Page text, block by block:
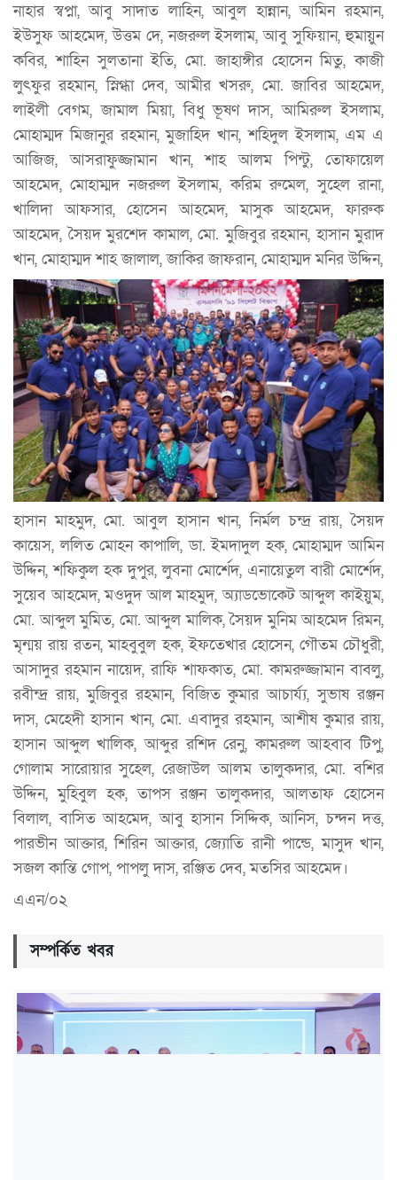
নাহার স্বপ্না, আবু সাদাত লাহিন, আবুল হান্নান, আমিন রহমান,
ইউসুফ আহমেদ, উত্তম দে, নজরুল ইসলাম, আবু সুফিয়ান, হুমায়ুন
কবির, শাহিন সুলতানা ইতি, মো. জাহাঙ্গীর হোসেন মিতু, কাজী
লুৎফুর রহমান, স্নিগ্ধা দেব, আমীর খসরু, মো. জাবির আহমেদ,
লাইলী বেগম, জামাল মিয়া, বিধু ভূষণ দাস, আমিরুল ইসলাম,
মোহাম্মদ মিজানুর রহমান, মুজাহিদ খান, শহিদুল ইসলাম, এম এ
আজিজ, আসরাফুজ্জামান খান, শাহ আলম পিন্টু, তোফায়েল
আহমেদ, মোহাম্মদ নজরুল ইসলাম, করিম রুমেল, সুহেল রানা,
খালিদা আফসার, হোসেন আহমেদ, মাসুক আহমেদ, ফারুক
আহমেদ, সৈয়দ মুরশেদ কামাল, মো. মুজিবুর রহমান, হাসান মুরাদ
খান, মোহাম্মদ শাহ জালাল, জাকির জাফরান, মোহাম্মদ মনির উদ্দিন,
হাসান মাহমুদ, মো. আবুল হাসান খান, নির্মল চন্দ্র রায়, সৈয়দ
কায়েস, ললিত মোহন কাপালি, ডা. ইমদাদুল হক, মোহাম্মদ আমিন
উদ্দিন, শফিকুল হক দুপুর, লুবনা মোর্শেদ, এনায়েতুল বারী মোর্শেদ,
সুয়েব আহমেদ, মওদুদ আল মাহমুদ, অ্যাডভোকেট আব্দুল কাইয়ুম,
মো. আব্দুল মুমিত, মো. আব্দুল মালিক, সৈয়দ মুনিম আহমেদ রিমন,
মৃন্ময় রায় রতন, মাহবুবুল হক, ইফতেখার হোসেন, গৌতম চৌধুরী,
আসাদুর রহমান নায়েদ, রাফি শাফকাত, মো. কামরুজ্জামান বাবলু,
রবীন্দ্র রায়, মুজিবুর রহমান, বিজিত কুমার আচার্য্য, সুভাষ রঞ্জন
দাস, মেহেদী হাসান খান, মো. এবাদুর রহমান, আশীষ কুমার রায়,
হাসান আব্দুল খালিক, আব্দুর রশিদ রেনু, কামরুল আহবাব টিপু,
গোলাম সারোয়ার সুহেল, রেজাউল আলম তালুকদার, মো. বশির
উদ্দিন, মুহিবুল হক, তাপস রঞ্জন তালুকদার, আলতাফ হোসেন
বিলাল, বাসিত আহমেদ, আবু হাসান সিদ্দিক, আনিস, চন্দন দত্ত,
পারভীন আক্তার, শিরিন আক্তার, জ্যোতি রানী পান্ডে, মাসুদ খান,
সজল কান্তি গোপ, পাপলু দাস, রঞ্জিত দেব, মতসির আহমেদ।
এএন/০২
সম্পর্কিত খবর